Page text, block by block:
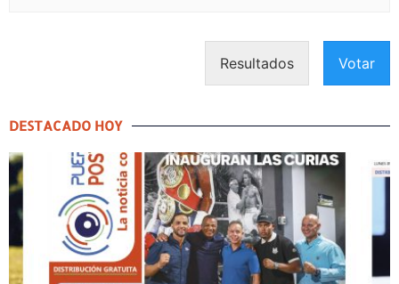
Resultados Votar
DESTACADO HOY